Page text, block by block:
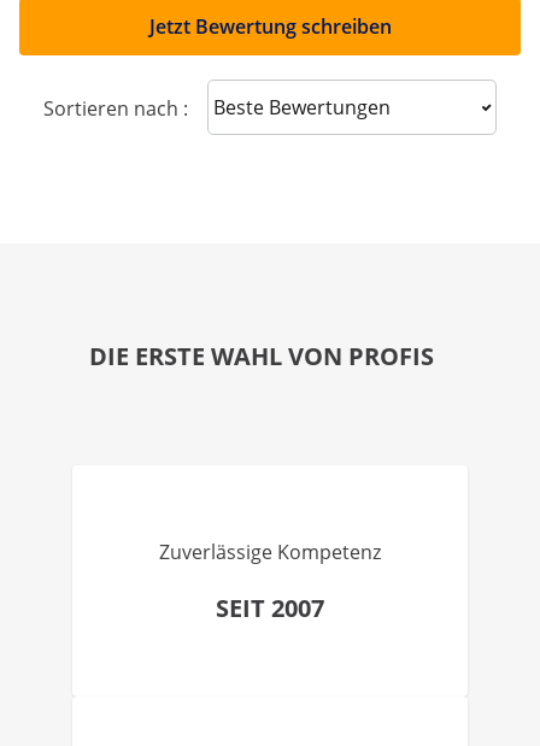
Jetzt Bewertung schreiben
Sortieren nach : Sort reviews
DIE ERSTE WAHL VON PROFIS
Zuverlässige Kompetenz
SEIT 2007